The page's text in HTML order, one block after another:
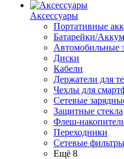
Аксессуары
Портативные
Батарейки/
Автомобильные
Диски
Кабели
Держатели для
Чехлы для
Сетевые
Защитные стекла
Флеш-
Переходники
Сетевые фильтры
Ещё 8